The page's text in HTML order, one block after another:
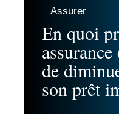
Assurer
En quoi
de
son prêt